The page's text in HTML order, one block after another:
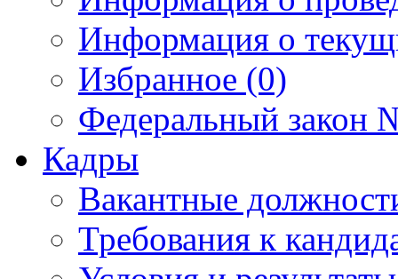
Информация о
Избранное (0)
Федеральный закон
Кадры
Вакантные
Требования к